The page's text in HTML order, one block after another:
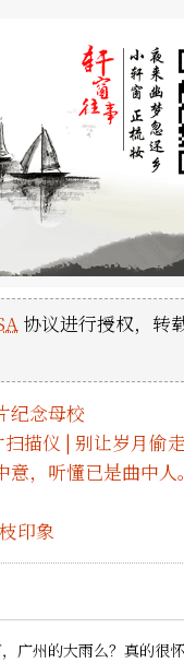
协议进行授权，转
纪念母校
描仪 | 别让岁月偷
意，听懂已是曲中人
印象
广州的大雨么？真的很